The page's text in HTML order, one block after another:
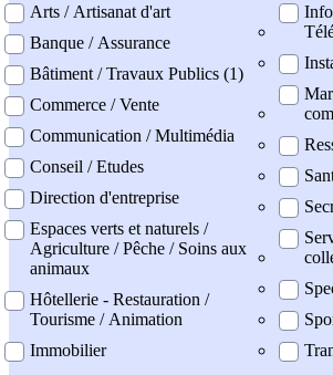
Arts / Artisanat d'art
Banque / Assurance
Bâtiment / Travaux Publics (1)
Commerce / Vente
Communication / Multimédia
Conseil / Etudes
Direction d'entreprise
Espaces verts et naturels /
Agriculture / Pêche / Soins aux
animaux
Hôtellerie - Restauration /
Tourisme / Animation
Immobilier